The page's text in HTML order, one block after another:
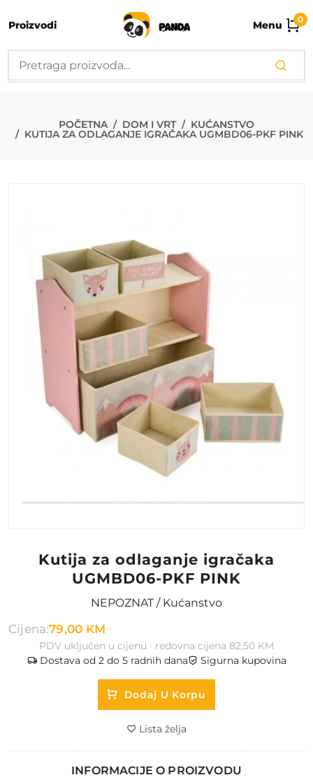
Proizvodi Menu 0
KUTIJA ZA
POČETNA DOM I VRT KUĆANSTVO
KUTIJA ZA ODLAGANJE IGRAČAKA UGMBD06-PKF PINK
Kutija za odlaganje igračaka
UGMBD06-PKF PINK
NEPOZNAT / Kućanstvo
Cijena:79,00 KM
PDV uključen u cijenu · redovna cijena 82,50 KM
Dostava od 2 do 5 radnih dana
Sigurna kupovina
Dodaj U Korpu
Lista želja
INFORMACIJE O PROIZVODU